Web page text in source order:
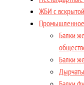
ЖБИ с
Промышленное
Балки
Балки